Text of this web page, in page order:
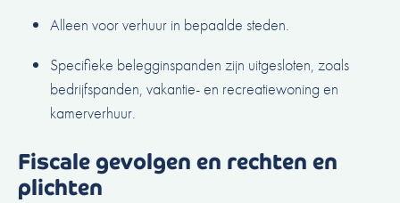
Alleen voor verhuur in bepaalde steden.
Specifieke belegginspanden zijn uitgesloten, zoals
bedrijfspanden, vakantie- en recreatiewoning en
kamerverhuur.
Fiscale gevolgen en rechten en
plichten